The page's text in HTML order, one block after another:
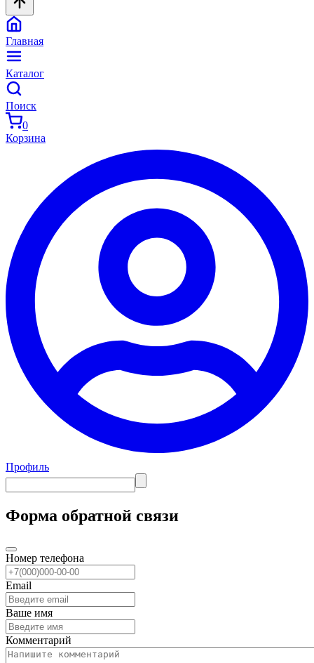
Главная
Каталог
Поиск
0
Корзина
Профиль
Форма обратной связи
Номер телефона
Email
Ваше имя
Комментарий